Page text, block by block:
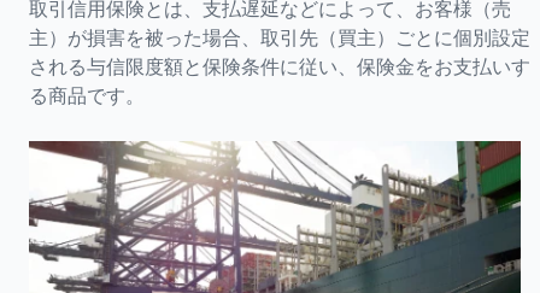
取引信用保険とは、支払遅延などによって、お客様（売
主）が損害を被った場合、取引先（買主）ごとに個別設定
される与信限度額と保険条件に従い、保険金をお支払いす
る商品です。